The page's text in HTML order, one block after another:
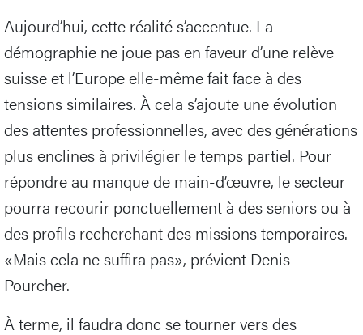
Aujourd’hui, cette réalité s’accentue. La
démographie ne joue pas en faveur d’une relève
suisse et l’Europe elle-même fait face à des
tensions similaires. À cela s’ajoute une évolution
des attentes professionnelles, avec des générations
plus enclines à privilégier le temps partiel. Pour
répondre au manque de main-d’œuvre, le secteur
pourra recourir ponctuellement à des seniors ou à
des profils recherchant des missions temporaires.
«Mais cela ne suffira pas», prévient Denis
Pourcher.
À terme, il faudra donc se tourner vers des